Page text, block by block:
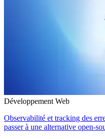
Développement Web
Observabilité et tracking des
passer à une alternative open-